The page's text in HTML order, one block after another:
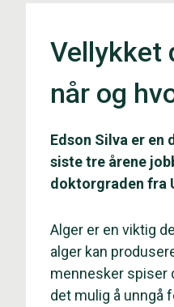
Vellykket
når og
Edson Silva er en
siste tre årene
doktorgraden fra
Alger er en viktig
alger kan
mennesker spiser
det mulig å unngå